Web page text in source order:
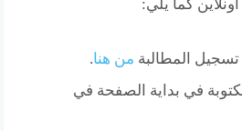
كما يلي:
المطالبة من هنا.
في بداية الصفحة في